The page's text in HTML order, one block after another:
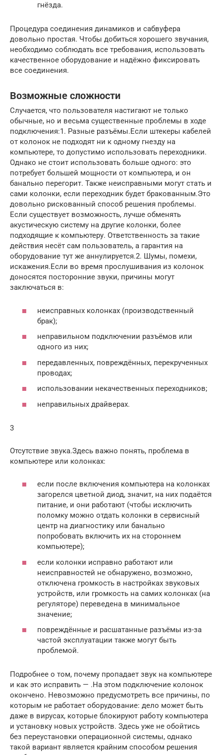
гнёзда.
Процедура соединения динамиков и сабвуфера
довольно простая. Чтобы добиться хорошего звучания,
необходимо соблюдать все требования, использовать
качественное оборудование и надёжно фиксировать
все соединения.
Возможные сложности
Случается, что пользователя настигают не только
обычные, но и весьма существенные проблемы в ходе
подключения:1. Разные разъёмы.Если штекеры кабелей
от колонок не подходят ни к одному гнезду на
компьютере, то допустимо использовать переходники.
Однако не стоит использовать больше одного: это
потребует большей мощности от компьютера, и он
банально перегорит. Также неисправными могут стать и
сами колонки, если переходник будет бракованным.Это
довольно рискованный способ решения проблемы.
Если существует возможность, лучше обменять
акустическую систему на другие колонки, более
подходящие к компьютеру. Ответственность за такие
действия несёт сам пользователь, а гарантия на
оборудование тут же аннулируется.2. Шумы, помехи,
искажения.Если во время прослушивания из колонок
доносятся посторонние звуки, причины могут
заключаться в:
неисправных колонках (производственный
брак);
неправильном подключении разъёмов или
одного из них;
передавленных, повреждённых, перекрученных
проводах;
использовании некачественных переходников;
неправильных драйверах.
3
Отсутствие звука.Здесь важно понять, проблема в
компьютере или колонках:
если после включения компьютера на колонках
загорелся цветной диод, значит, на них подаётся
питание, и они работают (чтобы исключить
поломку можно отдать колонки в сервисный
центр на диагностику или банально
попробовать включить их на стороннем
компьютере);
если колонки исправно работают или
неисправностей не обнаружено, возможно,
отключена громкость в настройках звуковых
устройств, или громкость на самих колонках (на
регуляторе) переведена в минимальное
значение;
повреждённые и расшатанные разъёмы из-за
частой эксплуатации также могут быть
проблемой.
Подробнее о том, почему пропадает звук на компьютере
и как это исправить — .На этом подключение колонок
окончено. Невозможно предусмотреть все причины, по
которым не работает оборудование: дело может быть
даже в вирусах, которые блокируют работу компьютера
и установку новых устройств. Здесь уже не обойтись
без переустановки операционной системы, однако
такой вариант является крайним способом решения